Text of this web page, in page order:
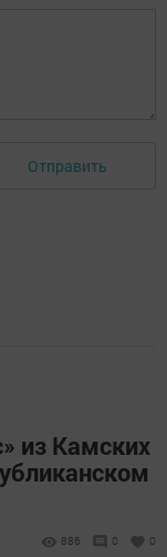
Отправить
из Камских
886 0 0